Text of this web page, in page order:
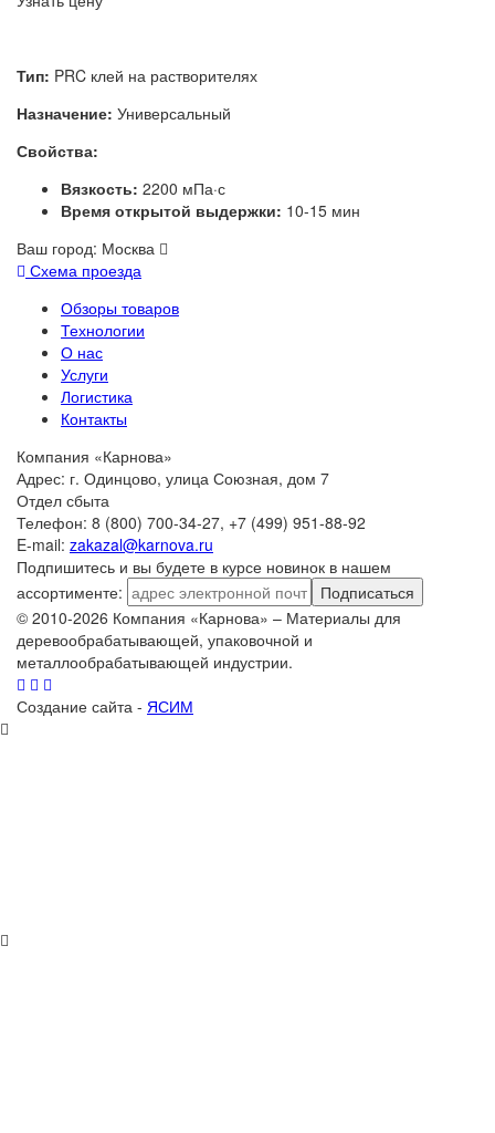
Тип: PRC клей на растворителях
Назначение: Универсальный
Свойства:
Вязкость: 2200 мПа·с
Время открытой выдержки: 10-15 мин
Ваш город: Москва
Схема проезда
Обзоры товаров
Технологии
О нас
Услуги
Логистика
Контакты
Компания «Карнова»
Адрес: г. Одинцово, улица Союзная, дом 7
Отдел сбыта
Телефон: 8 (800) 700-34-27, +7 (499) 951-88-92
E-mail: zakazal@karnova.ru
Подпишитесь и вы будете в курсе новинок в нашем
ассортименте:
Подписаться
© 2010-2026 Компания «Карнова» – Материалы для
деревообрабатывающей, упаковочной и
металлообрабатывающей индустрии.
Создание сайта - ЯСИМ